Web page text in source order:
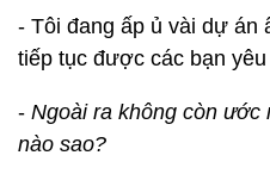
- Tôi đang ấp ủ vài dự án
tiếp tục được các bạn yêu
- Ngoài ra không còn ước
nào sao?